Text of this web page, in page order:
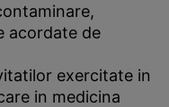
acordate de
exercitate in
in medicina